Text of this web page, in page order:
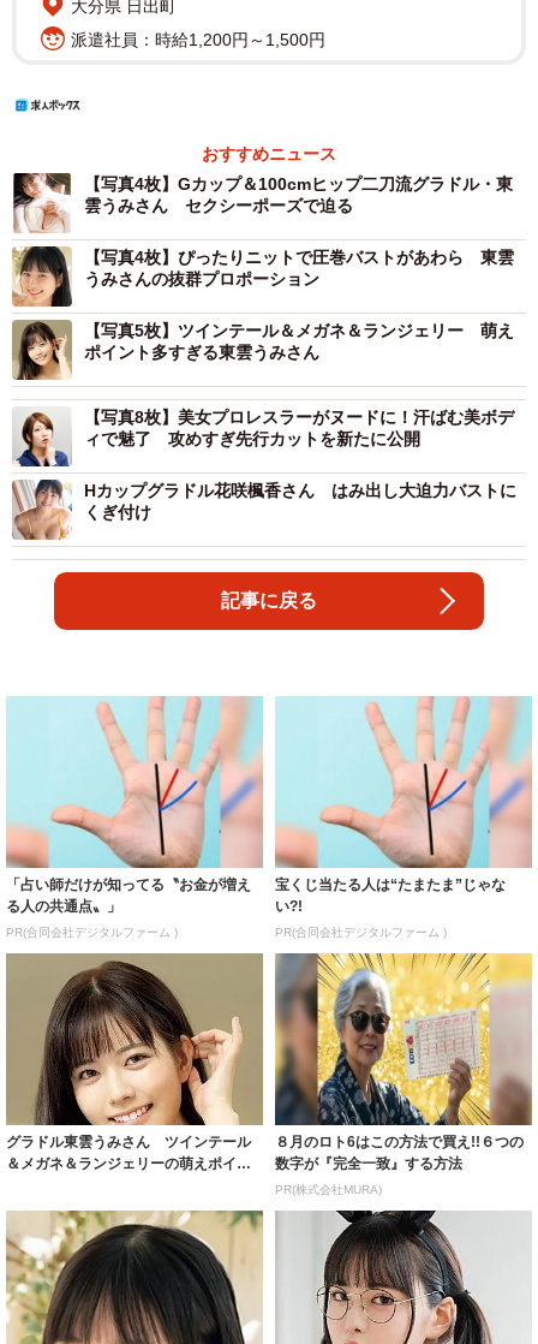
大分県 日出町
派遣社員：時給1,200円～1,500円
おすすめニュース
【写真4枚】Gカップ＆100cmヒップ二刀流グラドル・東
雲うみさん セクシーポーズで迫る
【写真4枚】ぴったりニットで圧巻バストがあわら 東雲
うみさんの抜群プロポーション
【写真5枚】ツインテール＆メガネ＆ランジェリー 萌え
ポイント多すぎる東雲うみさん
【写真8枚】美女プロレスラーがヌードに！汗ばむ美ボデ
ィで魅了 攻めすぎ先行カットを新たに公開
Hカップグラドル花咲楓香さん はみ出し大迫力バストに
くぎ付け
記事に戻る
「占い師だけが知ってる〝お金が増え
る人の共通点〟」
PR(合同会社デジタルファーム )
宝くじ当たる人は“たまたま”じゃな
い?!
PR(合同会社デジタルファーム )
グラドル東雲うみさん ツインテール
＆メガネ＆ランジェリーの萌えポイン
８月のロト6はこの方法で買え!!６つの
数字が『完全一致』する方法
PR(株式会社MURA)